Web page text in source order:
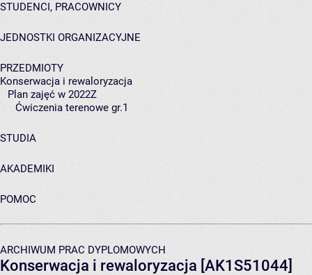
STUDENCI, PRACOWNICY
JEDNOSTKI ORGANIZACYJNE
PRZEDMIOTY
Konserwacja i rewaloryzacja
Plan zajęć w 2022Z
Ćwiczenia terenowe gr.1
STUDIA
AKADEMIKI
POMOC
ARCHIWUM PRAC DYPLOMOWYCH
Konserwacja i rewaloryzacja [AK1S51044]